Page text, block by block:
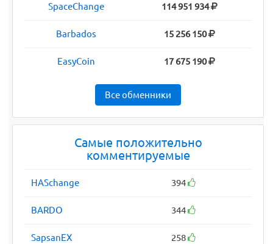
SpaceChange 114 951 934
Barbados 15 256 150
EasyCoin 17 675 190
Все обменники
Самые положительно
комментируемые
HASchange 394
BARDO 344
SapsanEX 258